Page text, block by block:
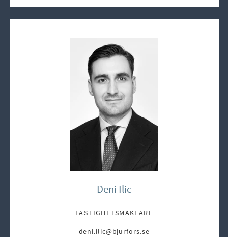
Deni Ilic
FASTIGHETSMÄKLARE
E-post:
deni.ilic@bjurfors.se